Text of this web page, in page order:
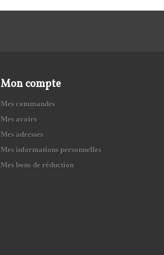
Mon compte
Mes commandes
Mes avoirs
Mes adresses
Mes informations personnelles
Mes bons de réduction